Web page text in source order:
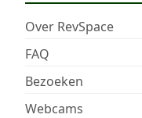
Over RevSpace
FAQ
Bezoeken
Webcams